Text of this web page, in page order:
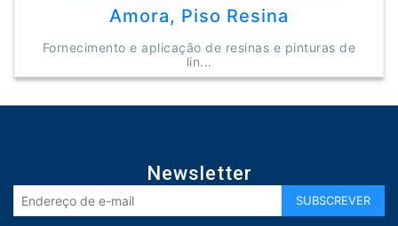
Amora, Piso Resina
Fornecimento e aplicação de resinas e pinturas de
lin...
Newsletter